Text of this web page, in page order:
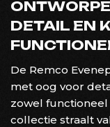
DETAIL EN
De Remco
met oog voor
zowel functioneel
collectie straalt